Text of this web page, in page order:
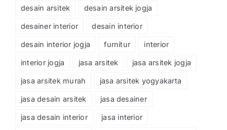
desain arsitek desain arsitek jogja
desainer interior desain interior
desain interior jogja furnitur interior
interior jogja jasa arsitek jasa arsitek jogja
jasa arsitek murah jasa arsitek yogyakarta
jasa desain arsitek jasa desainer
jasa desain interior jasa interior